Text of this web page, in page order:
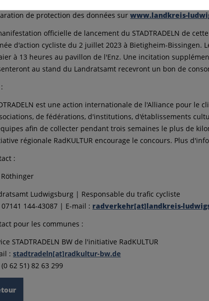
personnes intéressées trouveront une carte avec tous les
de protection des données surwww.landkreis-
officielle de lancement du STADTRADELN de
d'action cycliste du 2 juillet 2023 à Bietigheim-Bissingen.
à 13 heures au pavillon de l'Enz. Une incitation
au stand du Landratsamt recevront un bon de
est une action internationale de l'Alliance pour
de fédérations, d'institutions, d'établissements
afin de collecter pendant trois semaines le plus de
régionale RadKULTUR encourage le concours. Plus
:
Röthinger
Ludwigsburg | Responsable du trafic cycliste
07141 144-43087 | E-mail : radverkehr[at]landkreis-
pour les communes :
STADTRADELN BW de l'initiative RadKULTUR
:stadtradeln[at]radkultur-bw.de
(0 62 51) 82 63 299